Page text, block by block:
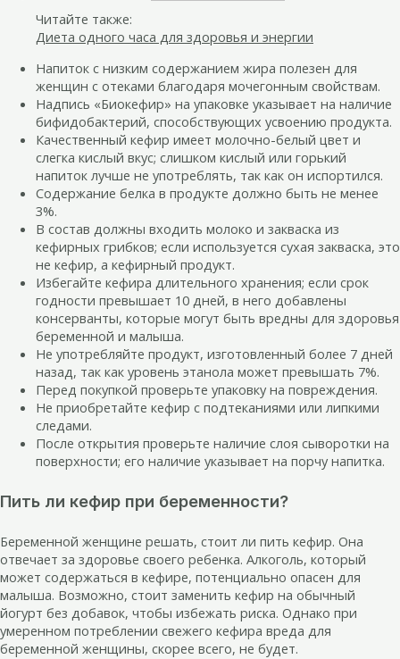
Читайте также:
Диета одного часа для здоровья и энергии
Напиток с низким содержанием жира полезен для
женщин с отеками благодаря мочегонным свойствам.
Надпись «Биокефир» на упаковке указывает на наличие
бифидобактерий, способствующих усвоению продукта.
Качественный кефир имеет молочно-белый цвет и
слегка кислый вкус; слишком кислый или горький
напиток лучше не употреблять, так как он испортился.
Содержание белка в продукте должно быть не менее
3%.
В состав должны входить молоко и закваска из
кефирных грибков; если используется сухая закваска, это
не кефир, а кефирный продукт.
Избегайте кефира длительного хранения; если срок
годности превышает 10 дней, в него добавлены
консерванты, которые могут быть вредны для здоровья
беременной и малыша.
Не употребляйте продукт, изготовленный более 7 дней
назад, так как уровень этанола может превышать 7%.
Перед покупкой проверьте упаковку на повреждения.
Не приобретайте кефир с подтеканиями или липкими
следами.
После открытия проверьте наличие слоя сыворотки на
поверхности; его наличие указывает на порчу напитка.
Пить ли кефир при беременности?
Беременной женщине решать, стоит ли пить кефир. Она
отвечает за здоровье своего ребенка. Алкоголь, который
может содержаться в кефире, потенциально опасен для
малыша. Возможно, стоит заменить кефир на обычный
йогурт без добавок, чтобы избежать риска. Однако при
умеренном потреблении свежего кефира вреда для
беременной женщины, скорее всего, не будет.